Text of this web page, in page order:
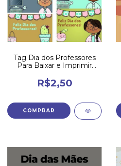
Tag Dia dos Professores
Para Baixar e Imprimir
R$2,50